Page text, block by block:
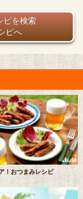
ピを検索
ピへ
！おつまみレシピ